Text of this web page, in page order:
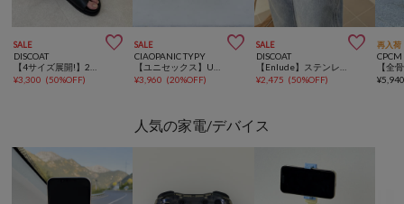
SALE 
DISCOAT
¥3,300 (50%OFF)
SALE 
CIAOPANIC TYPY
¥3,960 (20%OFF)
SALE 
DISCOAT
¥2,475 (50%OFF)
再入荷
CPCM
¥
人気の家電/デバイス